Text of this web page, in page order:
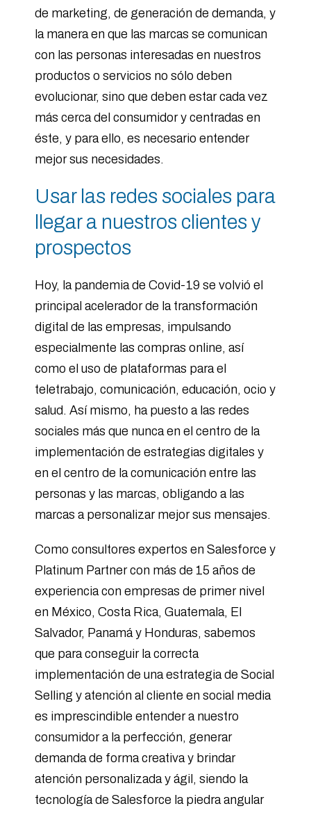
de marketing, de generación de demanda, y
la manera en que las marcas se comunican
con las personas interesadas en nuestros
productos o servicios no sólo deben
evolucionar, sino que deben estar cada vez
más cerca del consumidor y centradas en
éste, y para ello, es necesario entender
mejor sus necesidades.
Usar las redes sociales para
llegar a nuestros clientes y
prospectos
Hoy, la pandemia de Covid-19 se volvió el
principal acelerador de la transformación
digital de las empresas, impulsando
especialmente las compras online, así
como el uso de plataformas para el
teletrabajo, comunicación, educación, ocio y
salud. Así mismo, ha puesto a las redes
sociales más que nunca en el centro de la
implementación de estrategias digitales y
en el centro de la comunicación entre las
personas y las marcas, obligando a las
marcas a personalizar mejor sus mensajes.
Como consultores expertos en Salesforce y
Platinum Partner con más de 15 años de
experiencia con empresas de primer nivel
en México, Costa Rica, Guatemala, El
Salvador, Panamá y Honduras, sabemos
que para conseguir la correcta
implementación de una estrategia de Social
Selling y atención al cliente en social media
es imprescindible entender a nuestro
consumidor a la perfección, generar
demanda de forma creativa y brindar
atención personalizada y ágil, siendo la
tecnología de Salesforce la piedra angular